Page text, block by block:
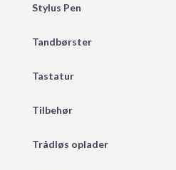
Stylus Pen
Tandbørster
Tastatur
Tilbehør
Trådløs oplader